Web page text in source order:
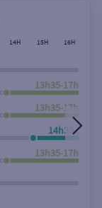
14H 15H 16H
13h35-17h45
13h35-17h45
14h35-17h45
13h35-17h45